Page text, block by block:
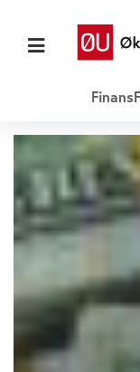
Finans